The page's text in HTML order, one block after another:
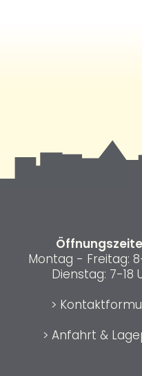
Montag - Freitag:
Dienstag: 7-18
>
> Anfahrt &